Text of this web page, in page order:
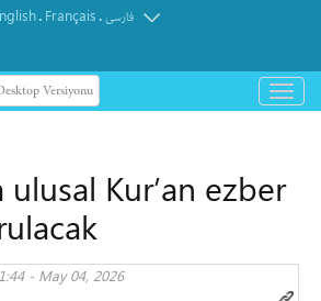
. Français.فارسی
Versiyonu
باز
و
منوulusal Kur’an ezber
- May 04, 2026